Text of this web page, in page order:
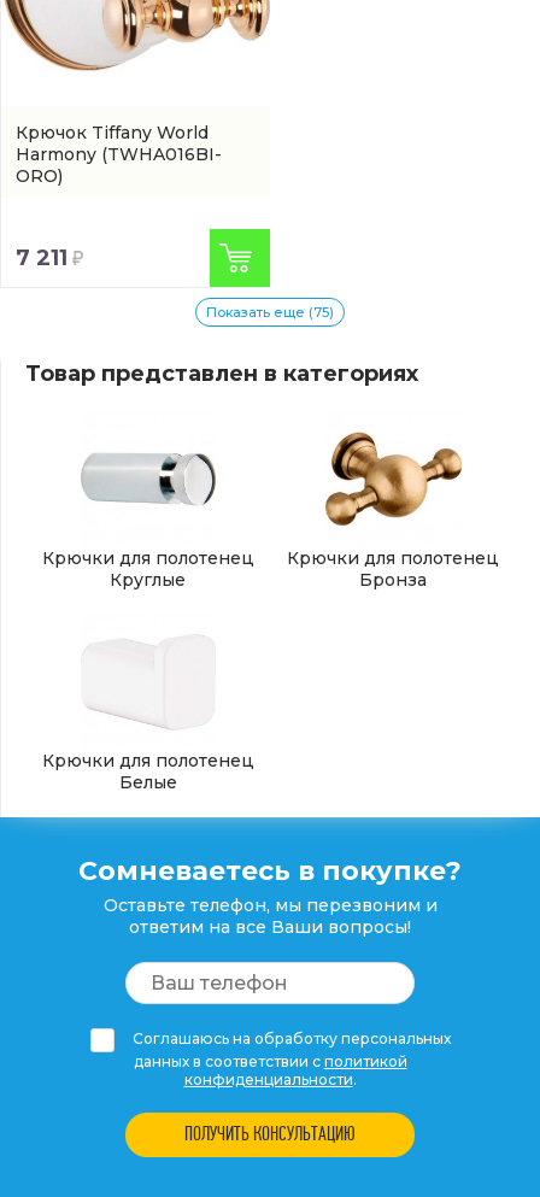
Крючок Tiffany World
Harmony (TWHA016BI-
ORO)
7 211
Показать еще (75)
Товар представлен в категориях
Крючки для полотенец
Круглые
Крючки для полотенец
Бронза
Крючки для полотенец
Белые
Сомневаетесь в покупке?
Оставьте телефон, мы перезвоним и
ответим на все Ваши вопросы!
Соглашаюсь на обработку персональных
данных в соответствии с политикой
конфиденциальности.
ПОЛУЧИТЬ КОНСУЛЬТАЦИЮ